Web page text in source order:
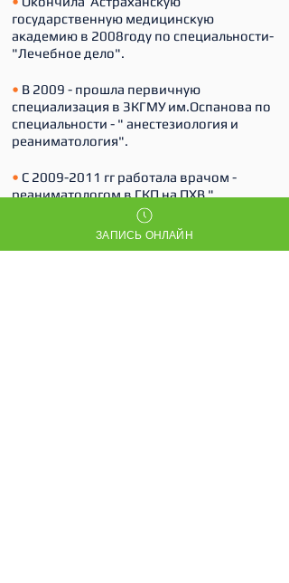
государственную медицинскую
академию в 2008году по специальности-
"Лечебное дело".
• В 2009 - прошла первичную
специализация в ЗКГМУ им.Оспанова по
специальности - " анестезиология и
реаниматология".
• С 2009-2011 гг работала врачом -
реаниматологом в ГКП на ПХВ "
Областная инфекционная больница".
•С2011-2015гг. Прошла резидентуру по
ЗАПИСЬ ОНЛАЙН